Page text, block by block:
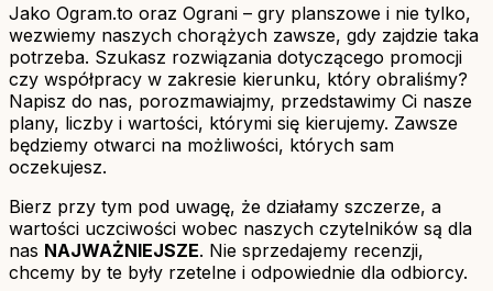
Jako Ogram.to oraz Ograni – gry planszowe i nie tylko,
wezwiemy naszych chorążych zawsze, gdy zajdzie taka
potrzeba. Szukasz rozwiązania dotyczącego promocji
czy współpracy w zakresie kierunku, który obraliśmy?
Napisz do nas, porozmawiajmy, przedstawimy Ci nasze
plany, liczby i wartości, którymi się kierujemy. Zawsze
będziemy otwarci na możliwości, których sam
oczekujesz.
Bierz przy tym pod uwagę, że działamy szczerze, a
wartości uczciwości wobec naszych czytelników są dla
nas NAJWAŻNIEJSZE. Nie sprzedajemy recenzji,
chcemy by te były rzetelne i odpowiednie dla odbiorcy.